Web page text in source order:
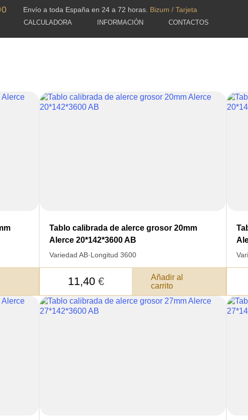
Envío a toda España en 24 a 72 horas. Bizum / Tarjeta
CALCULADORA INFORMACIÓN CONTACTOS
Tablo calibrada de alerce grosor 20mm
Alerce 20*142*3600 AB
Variedad AB·Longitud 3600
11,40 €
Añadir al
carrito